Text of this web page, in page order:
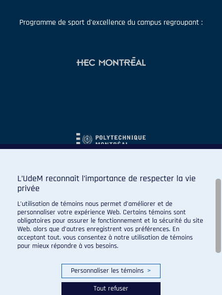
Programme de sport d'excellence du campus regroupant :
L’UdeM reconnaît l’importance de respecter la vie
privée
L’utilisation de témoins nous permet d’améliorer et de
personnaliser votre expérience Web. Certains témoins sont
obligatoires pour assurer le fonctionnement et la sécurité du site
Web, alors que d’autres enregistrent vos préférences. En
acceptant tout, vous consentez à notre utilisation de témoins
pour mieux répondre à vos besoins.
Personnaliser les témoins >
Tout refuser